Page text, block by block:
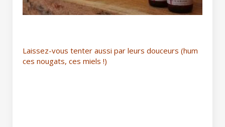
Laissez-vous tenter aussi par leurs douceurs (hum
ces nougats, ces miels !)